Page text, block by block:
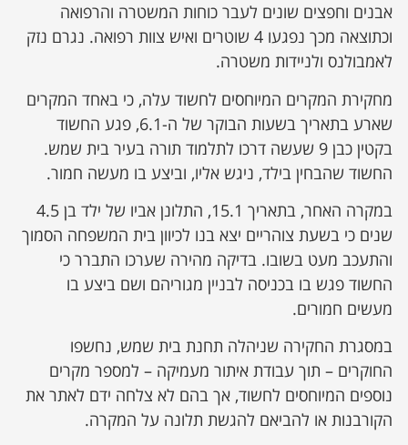
אבנים וחפצים שונים לעבר כוחות המשטרה והרפואה
וכתוצאה מכך נפגעו 4 שוטרים ואיש צוות רפואה. נגרם נזק
לאמבולנס ולניידות משטרה.
מחקירת המקרים המיוחסים לחשוד עלה, כי באחד המקרים
שארע בתאריך בשעות הבוקר של ה-6.1, פגע החשוד
בקטין כבן 9 שעשה דרכו לתלמוד תורה בעיר בית שמש.
החשוד שהבחין בילד, ניגש אליו, וביצע בו מעשה חמור.
במקרה האחר, בתאריך 15.1, התלונן אביו של ילד בן 4.5
שנים כי בשעת צוהריים יצא בנו לכיוון בית המשפחה הסמוך
והתעכב מעט בשובו. בדיקה מהירה שערכו התברר כי
החשוד פגש בו בכניסה לבניין מגוריהם ושם ביצע בו
מעשים חמורים.
במסגרת החקירה שניהלה תחנת בית שמש, נחשפו
החוקרים – תוך עבודת איתור מעמיקה – למספר מקרים
נוספים המיוחסים לחשוד, אך בהם לא צלחה ידם לאתר את
הקורבנות או להביאם להגשת תלונה על המקרה.